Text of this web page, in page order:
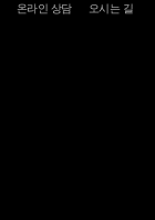
온라인 상담 오시는 길